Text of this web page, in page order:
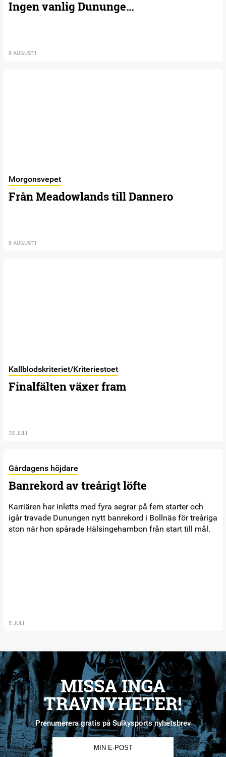
Ingen vanlig Dununge…
8 AUGUSTI
Morgonsvepet
Från Meadowlands till Dannero
8 AUGUSTI
Kallblodskriteriet/Kriteriestoet
Finalfälten växer fram
25 JULI
Gårdagens höjdare
Banrekord av treårigt löfte
Karriären har inletts med fyra segrar på fem starter och
igår travade Dunungen nytt banrekord i Bollnäs för treåriga
ston när hon spårade Hälsingehambon från start till mål.
5 JULI
MISSA INGA
TRAVNYHETER!
Prenumerera gratis på Sulkysports nyhetsbrev